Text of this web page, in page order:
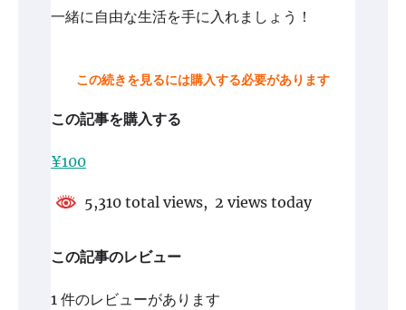
一緒に自由な生活を手に入れましょう！
この続きを見るには購入する必要があります
この記事を購入する
¥100
5,310 total views, 2 views today
この記事のレビュー
1 件のレビューがあります